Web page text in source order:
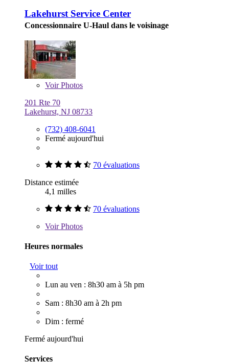
Lakehurst Service Center
Concessionnaire U-Haul dans le voisinage
VoirPhotos
201 Rte 70
Lakehurst, NJ 08733
(732) 408-6041
Fermé aujourd'hui
70 évaluations
Distance estimée
4,1 milles
70 évaluations
VoirPhotos
Heures normales
Voir tout
Lun au ven : 8h30 am à 5h pm
Sam : 8h30 am à 2h pm
Dim : fermé
Fermé aujourd'hui
Services